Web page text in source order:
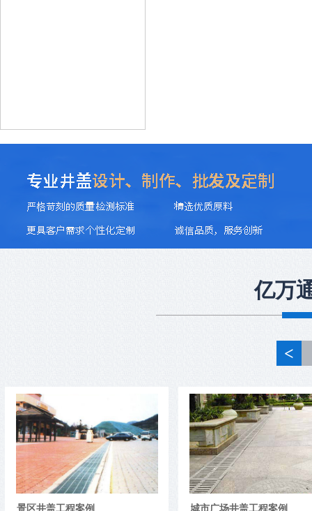
亿万
<
城市广场井盖工程案例 高档小区井盖工程案例
1、耐蚀性有些井盖模具如塑料模在工作
时，由于塑料中存在氯、氟等元素，受热后
分解析出HCI、HF等强侵蚀性气体，侵蚀模
具型腔表面，加大其表面粗糙度，加剧磨损
失效。2、强韧性模具的工作条件大多十分
恶劣，有...
电力井盖对于消防安全的辅助作用
电力井盖的配件齐全，铸造规矩，表面光